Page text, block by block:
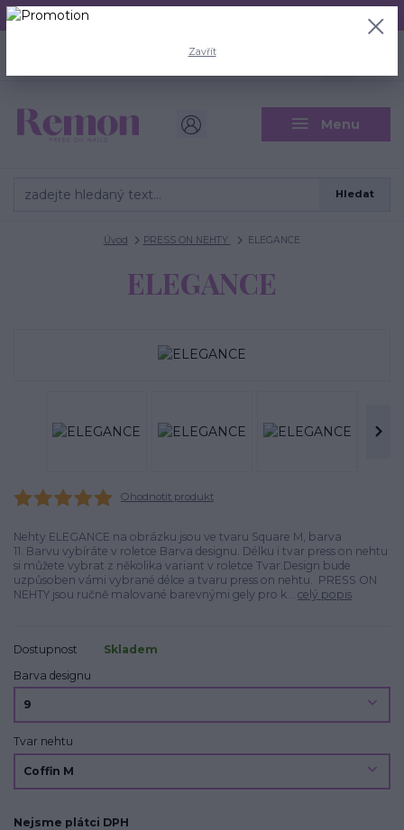
Aktuální doba odeslání je 3 - 5 pracovních dní.
Menu
CZK
Hledat
Úvod PRESS ON NEHTY ELEGANCE
ELEGANCE
Ohodnotit produkt
Nehty ELEGANCE na obrázku jsou ve tvaru Square M, barva
11. Barvu vybíráte v roletce Barva designu. Délku i tvar press on nehtu
si můžete vybrat z několika variant v roletce Tvar.Design bude
uzpůsoben vámi vybrané délce a tvaru press on nehtu. PRESS ON
NEHTY jsou ručně malované barevnými gely pro k... celý popis
Dostupnost
Skladem
Barva designu
Tvar nehtu
Nejsme plátci DPH
Zavřít